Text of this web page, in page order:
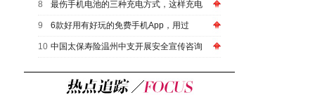
8 最伤手机电池的三种充电方式，这样充电
9 6款好用有好玩的免费手机App，用过
10 中国太保寿险温州中支开展安全宣传咨询